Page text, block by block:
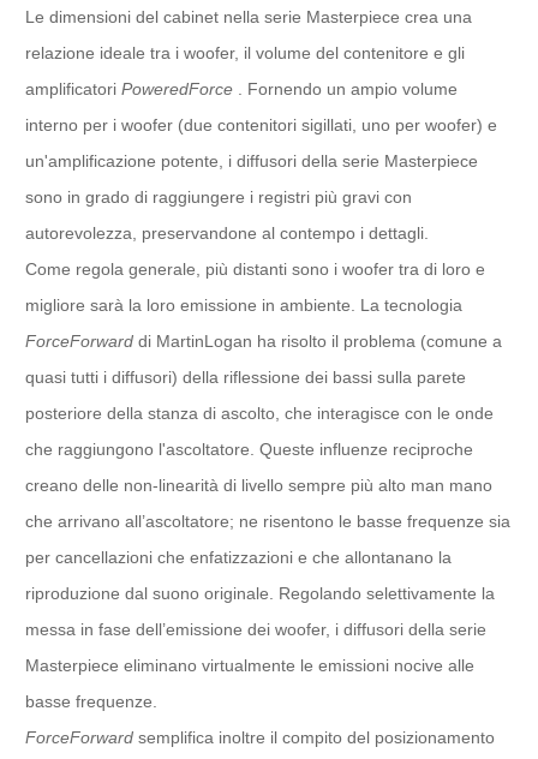
Le dimensioni del cabinet nella serie Masterpiece crea una
relazione ideale tra i woofer, il volume del contenitore e gli
amplificatori PoweredForce . Fornendo un ampio volume
interno per i woofer (due contenitori sigillati, uno per woofer) e
un'amplificazione potente, i diffusori della serie Masterpiece
sono in grado di raggiungere i registri più gravi con
autorevolezza, preservandone al contempo i dettagli.
Come regola generale, più distanti sono i woofer tra di loro e
migliore sarà la loro emissione in ambiente. La tecnologia
ForceForward di MartinLogan ha risolto il problema (comune a
quasi tutti i diffusori) della riflessione dei bassi sulla parete
posteriore della stanza di ascolto, che interagisce con le onde
che raggiungono l'ascoltatore. Queste influenze reciproche
creano delle non-linearità di livello sempre più alto man mano
che arrivano all’ascoltatore; ne risentono le basse frequenze sia
per cancellazioni che enfatizzazioni e che allontanano la
riproduzione dal suono originale. Regolando selettivamente la
messa in fase dell’emissione dei woofer, i diffusori della serie
Masterpiece eliminano virtualmente le emissioni nocive alle
basse frequenze.
ForceForward semplifica inoltre il compito del posizionamento